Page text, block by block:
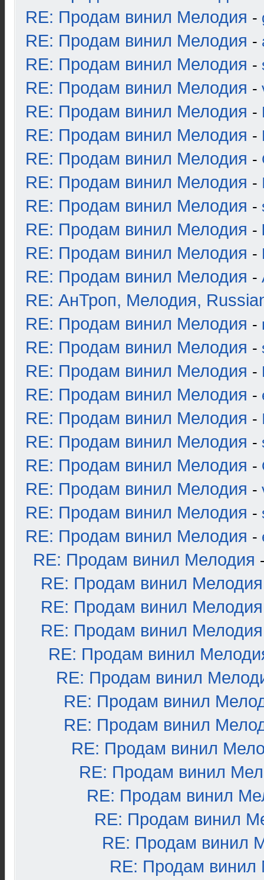
RE: Продам винил Мелодия -
RE: Продам винил Мелодия -
RE: Продам винил Мелодия -
RE: Продам винил Мелодия -
RE: Продам винил Мелодия -
RE: Продам винил Мелодия -
RE: Продам винил Мелодия -
RE: Продам винил Мелодия -
RE: Продам винил Мелодия -
RE: Продам винил Мелодия -
RE: Продам винил Мелодия -
RE: Продам винил Мелодия -
RE: АнТроп, Мелодия,
RE: Продам винил Мелодия -
RE: Продам винил Мелодия -
RE: Продам винил Мелодия -
RE: Продам винил Мелодия -
RE: Продам винил Мелодия -
RE: Продам винил Мелодия -
RE: Продам винил Мелодия -
RE: Продам винил Мелодия -
RE: Продам винил Мелодия -
RE: Продам винил Мелодия -
RE: Продам винил Мелодия
RE: Продам винил Мелодия
RE: Продам винил Мелодия
RE: Продам винил Мелодия
RE: Продам винил
RE: Продам винил
RE: Продам винил
RE: Продам винил
RE: Продам винил
RE: Продам винил
RE: Продам винил
RE: Продам винил
RE: Продам винил
RE: Продам винил